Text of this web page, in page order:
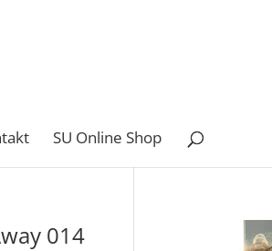
SU Online Shop
014